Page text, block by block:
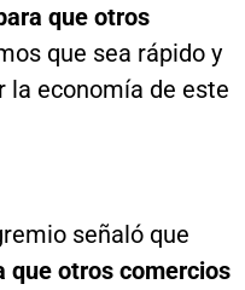
que otros
que sea rápido y
la economía de este
señaló que
que otros comercios